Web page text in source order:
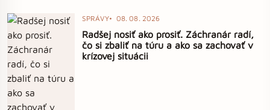
SPRÁVY 08. 08. 2026
Radšej nosiť ako prosiť. Záchranár radí,
čo si zbaliť na túru a ako sa zachovať v
krízovej situácii